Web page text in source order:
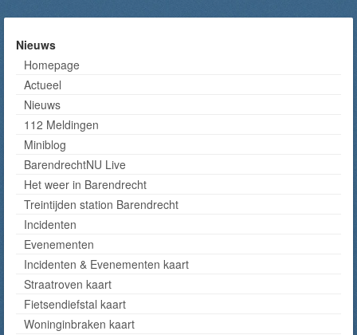
Nieuws
Homepage
Actueel
Nieuws
112 Meldingen
Miniblog
BarendrechtNU Live
Het weer in Barendrecht
Treintijden station Barendrecht
Incidenten
Evenementen
Incidenten & Evenementen kaart
Straatroven kaart
Fietsendiefstal kaart
Woninginbraken kaart